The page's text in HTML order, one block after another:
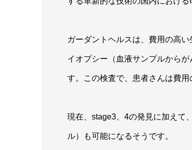
ガーダントヘルスは、費用の高
イオプシー（血液サンプルから
す。この検査で、患者さんは費用
現在、stage3、4の発見に加えて
ル）も可能になるそうです。